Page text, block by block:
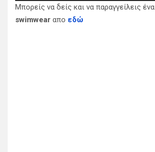
Μπορείς να δείς και να παραγγείλεις ένα
swimwear απο εδώ